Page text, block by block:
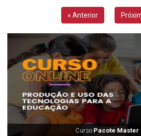
« Anterior
Curso Pacote Master